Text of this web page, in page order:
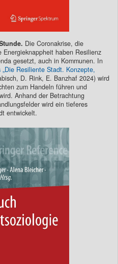
Die Coronakrise, die
haben Resilienz
gesetzt, auch in Kommunen. In
„Die Resiliente Stadt. Konzepte,
D. Rink, E. Banzhaf 2024) wird
zum Handeln führen und
Anhand der Betrachtung
wird ein tieferes
entwickelt.